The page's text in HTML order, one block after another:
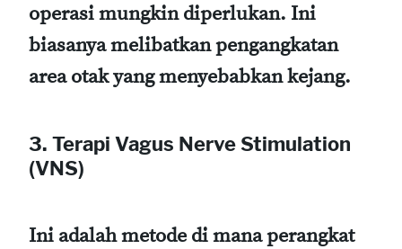
operasi mungkin diperlukan. Ini
biasanya melibatkan pengangkatan
area otak yang menyebabkan kejang.
3. Terapi Vagus Nerve Stimulation
(VNS)
Ini adalah metode di mana perangkat